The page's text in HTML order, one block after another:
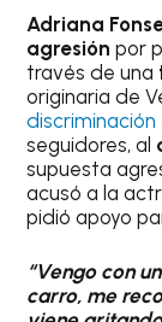
Adriana
agresiónpor
través de una
originaria de
discriminación
seguidores, al
supuesta
acusó a la
pidió apoyo
“Vengo con
carro, me